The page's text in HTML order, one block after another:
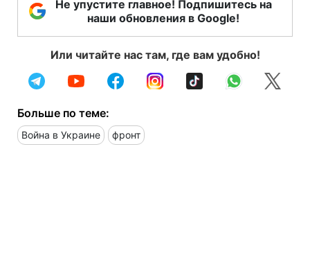
Не упустите главное! Подпишитесь на
наши обновления в Google!
Или читайте нас там, где вам удобно!
Больше по теме:
Война в Украине фронт